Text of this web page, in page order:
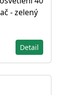
- zelený
Detail